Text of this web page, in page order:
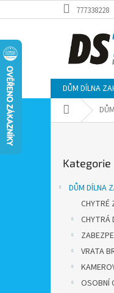
na
777338228
DŮM DÍLNA
Domů
kategorie
Kategorie
DŮM DÍLNA
CHYTRÉ
CHYTRÁ
VRATA
OSOBNÍ